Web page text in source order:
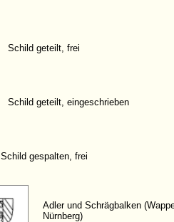
Schild geteilt, frei
Schild geteilt, eingeschrieben
Schild gespalten, frei
Adler und Schrägbalken
Nürnberg)